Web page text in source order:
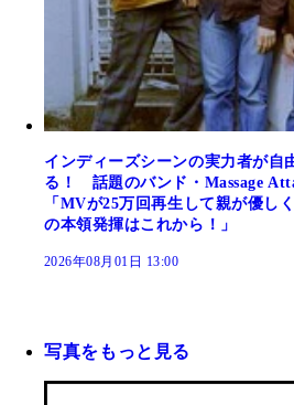
インディーズシーンの実力者が自
る！ 話題のバンド・Massage
「MVが25万回再生して親が優し
の本領発揮はこれから！」
2026年08月01日 13:00
写真をもっと見る